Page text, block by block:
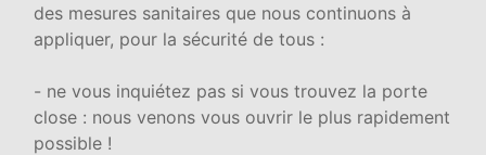
des mesures sanitaires que nous continuons à
appliquer, pour la sécurité de tous :
- ne vous inquiétez pas si vous trouvez la porte
close : nous venons vous ouvrir le plus rapidement
possible !